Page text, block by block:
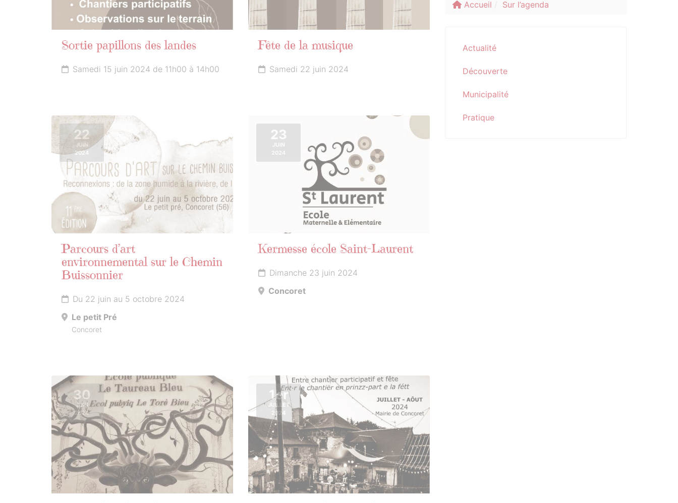
Sortie papillons des landes
Samedi 15 juin 2024 de 11h00 à 14h00
Fête de la musique
Samedi 22 juin 2024
22
JUIN
2024
Parcours d’art
environnemental sur le Chemin
Buissonnier
Du 22 juin au 5 octobre 2024
Le petit Pré
Concoret
23
JUIN
2024
Kermesse école Saint-Laurent
Dimanche 23 juin 2024
Concoret
30
JUIN
2024
1er
JUILLET
2024
Accueil Sur l’agenda
Actualité
Découverte
Municipalité
Pratique